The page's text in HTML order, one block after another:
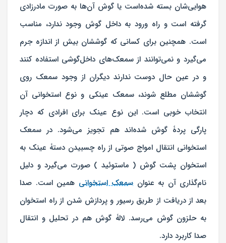
هوایی‌شان بسته شده‌است یا گوش آن‌ها به صورت مادرزادی
گرفته است و راه ورود به داخل گوش وجود ندارد، مناسب
است. همچنین برای کسانی که گوششان بیش از اندازه جرم
می‌گیرد و نمی‌توانند از سمعک‌های داخل‌گوشی استفاده کنند
و در عین حال دوست ندارند دیگران از وجود سمعک روی
گوششان مطلع شوند، سمعک عینکی و نوع استخوانی آن
انتخاب خوبی است. این نوع عینک برای افرادی که دچار
پارگی پردۀ گوش شده‌اند هم تجویز می‌شود. در سمعک
استخوانی انتقال امواج صوتی از راه چسبیدن دستۀ عینک به
استخوان پشت گوش ( ماستوئید ) صورت می‌گیرد و دلیل
نام‌گذاری آن به عنوان سمعک استخوانی همین است. صدا
بعد از دریافت از طریق رسیور و پردازش شدن از راه استخوان
به حلزون گوش می‌رسد. لالۀ گوش هم در تحلیل و انتقال
صدا کاربرد دارد.